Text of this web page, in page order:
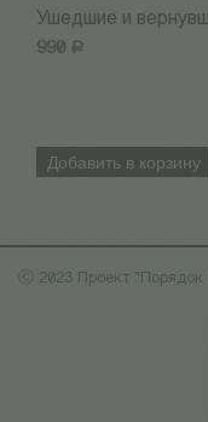
Ушедшие и
990 Р
Добавить в корзину
ⓒ 2023 Проект "Порядок